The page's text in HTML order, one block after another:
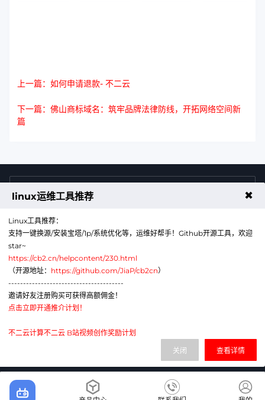
上一篇：如何申请退款- 不二云
下一篇：佛山商标域名：筑牢品牌法律防线，开拓网络空间新
篇
售前咨询热线
公众号
网站备案号：辽ICP备2024043856号-6
电子营业执照：91210113MAE1G380XA
linux运维工具推荐 ✖
Linux工具推荐：
支持一键换源/安装宝塔/1p/系统优化等，运维好帮手！Github开源工具，欢迎
star~
https://cb2.cn/helpcontent/230.html
（开源地址： https://github.com/JiaP/cb2cn）
---------------------------------------
邀请好友注册购买可获得高额佣金！
点击立即开通推介计划！
不二云计算不二云 B站视频创作奖励计划
查看详情
关闭